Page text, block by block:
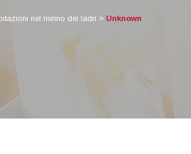
nel mirino dei ladri > Unknown